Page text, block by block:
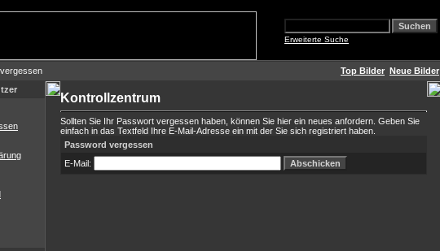
Erweiterte Suche
Top Bilder Neue Bilder
Kontrollzentrum
Sollten Sie Ihr Passwort vergessen haben, können Sie hier ein neues anfordern. Geben Sie
einfach in das Textfeld Ihre E-Mail-Adresse ein mit der Sie sich registriert haben.
Password vergessen
E-Mail: